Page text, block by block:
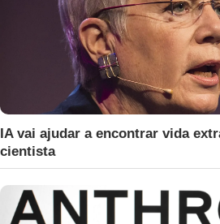
IA vai ajudar a encontrar vida
cientista